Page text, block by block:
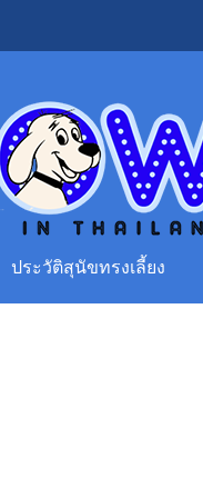
ประวัติสุนัขทรงเลี้ยง